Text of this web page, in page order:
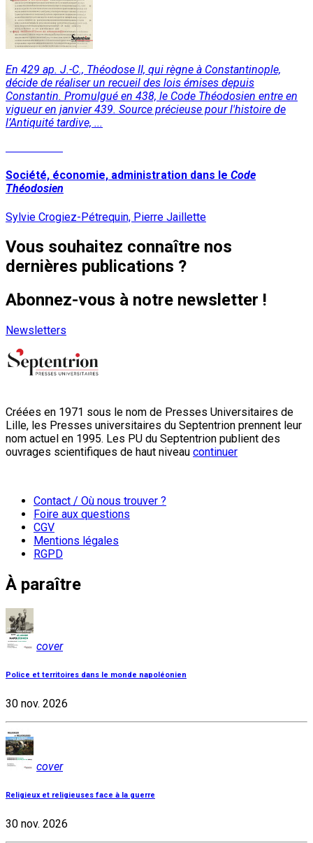
En 429 ap. J.-C., Théodose II, qui règne à Constantinople,
décide de réaliser un recueil des lois émises depuis
Constantin. Promulgué en 438, le Code Théodosien entre en
vigueur en janvier 439. Source précieuse pour l'histoire de
l’Antiquité tardive, ...
Société, économie, administration dans le Code
Théodosien
Sylvie Crogiez-Pétrequin, Pierre Jaillette
Vous souhaitez connaître nos
dernières publications ?
Abonnez-vous à notre newsletter !
Newsletters
Créées en 1971 sous le nom de Presses Universitaires de
Lille, les Presses universitaires du Septentrion prennent leur
nom actuel en 1995. Les PU du Septentrion publient des
ouvrages scientifiques de haut niveau continuer
Contact / Où nous trouver ?
Foire aux questions
CGV
Mentions légales
RGPD
À paraître
cover
Police et territoires dans le monde napoléonien
30 nov. 2026
cover
Religieux et religieuses face à la guerre
30 nov. 2026